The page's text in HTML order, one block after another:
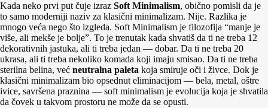
Kada neko prvi put čuje izraz Soft Minimalism, obično pomisli da je
to samo moderniji naziv za klasični minimalizam. Nije. Razlika je
mnogo veća nego što izgleda. Soft Minimalism je filozofija “manje je
više, ali mekše je bolje”. To je trenutak kada shvatiš da ti ne treba 12
dekorativnih jastuka, ali ti treba jedan — dobar. Da ti ne treba 20
ukrasa, ali ti treba nekoliko komada koji imaju smisao. Da ti ne treba
sterilna belina, već neutralna paleta koja smiruje oči i živce. Dok je
klasični minimalizam bio opsednut eliminacijom — bela, metal, oštre
ivice, savršena praznina — soft minimalism je evolucija koja je shvatila
da čovek u takvom prostoru ne može da se opusti.